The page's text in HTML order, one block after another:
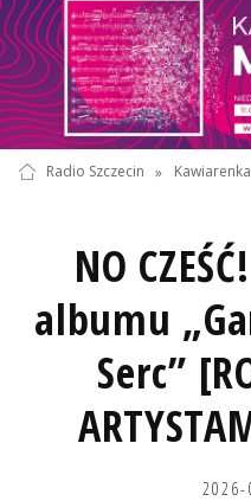
Radio Szczecin »
NO
albumu
Serc”